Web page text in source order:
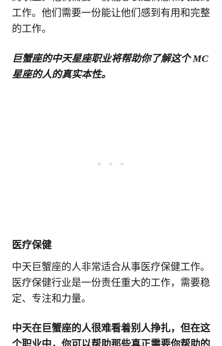
工作。他们需要一份能让他们感到有用和完整
的工作。
巨蟹座的中天星座职业将帮助你了解这个 MC
星座的人的真实本性。
医疗保健
中天巨蟹座的人非常适合从事医疗保健工作。
医疗保健行业是一份责任重大的工作，需要稳
定、专注和力量。
中天在巨蟹座的人很难看着别人挣扎，但在这